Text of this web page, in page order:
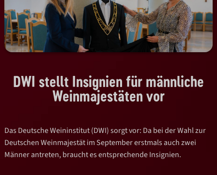
DWI stellt Insignien für männliche
Weinmajestäten vor
Das Deutsche Weininstitut (DWI) sorgt vor: Da bei der Wahl zur
Deutschen Weinmajestät im September erstmals auch zwei
Männer antreten, braucht es entsprechende Insignien.